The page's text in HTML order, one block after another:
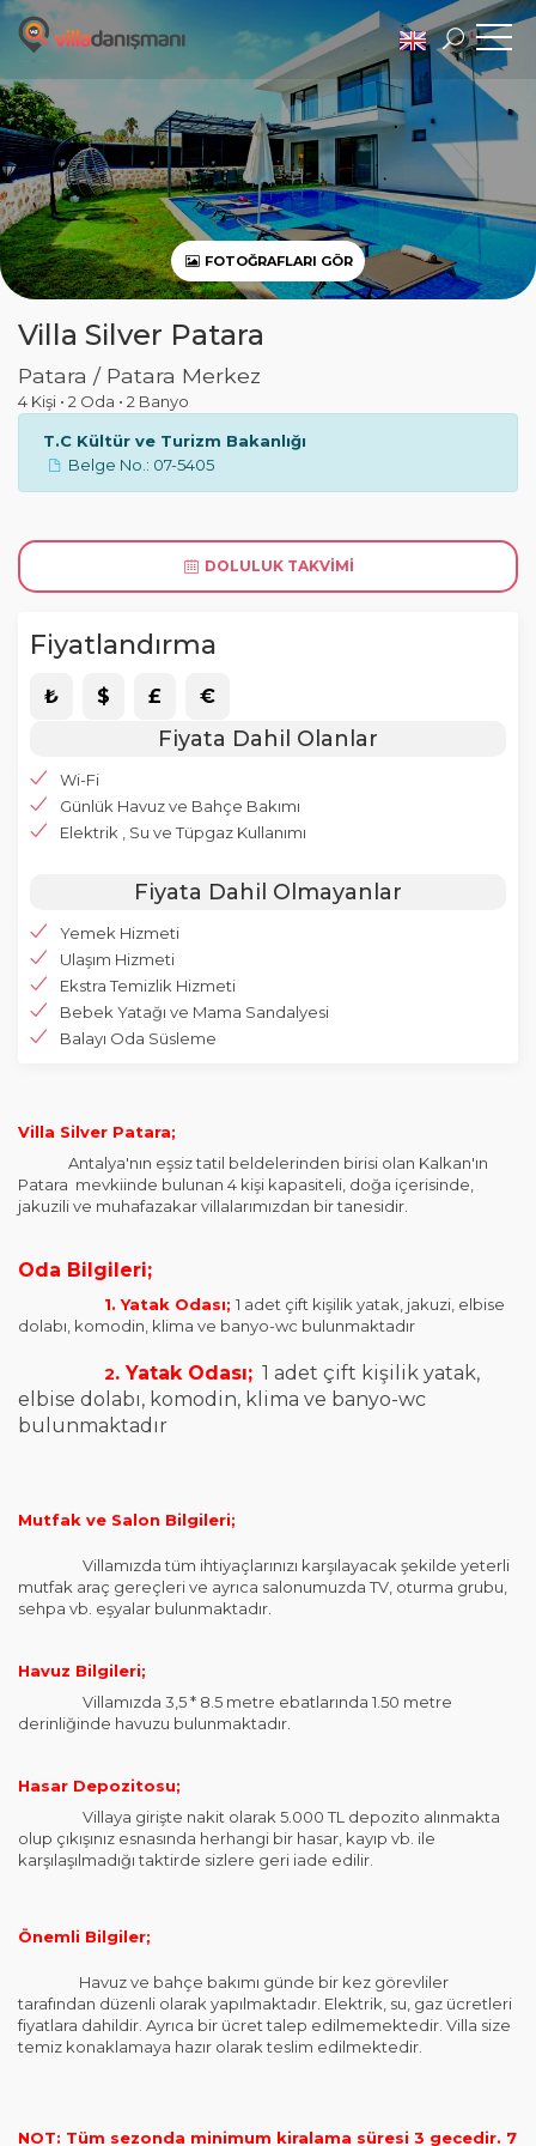
FOTOĞRAFLARI GÖR
Villa Silver Patara
Patara / Patara Merkez
4 Kişi • 2 Oda • 2 Banyo
T.C Kültür ve Turizm Bakanlığı
Belge No.: 07-5405
DOLULUK TAKVIMI
Fiyatlandırma
₺ $ £ €
Fiyata Dahil Olanlar
Wi-Fi
Günlük Havuz ve Bahçe Bakımı
Elektrik , Su ve Tüpgaz Kullanımı
Fiyata Dahil Olmayanlar
Yemek Hizmeti
Ulaşım Hizmeti
Ekstra Temizlik Hizmeti
Bebek Yatağı ve Mama Sandalyesi
Balayı Oda Süsleme
Villa Silver Patara;
Antalya'nın eşsiz tatil beldelerinden birisi olan Kalkan'ın
Patara mevkiinde bulunan 4 kişi kapasiteli, doğa içerisinde,
jakuzili ve muhafazakar villalarımızdan bir tanesidir.
Oda Bilgileri;
1. Yatak Odası; 1 adet çift kişilik yatak, jakuzi, elbise
dolabı, komodin, klima ve banyo-wc bulunmaktadır
2. Yatak Odası; 1 adet çift kişilik yatak,
elbise dolabı, komodin, klima ve banyo-wc
bulunmaktadır
Mutfak ve Salon Bilgileri;
Villamızda tüm ihtiyaçlarınızı karşılayacak şekilde yeterli
mutfak araç gereçleri ve ayrıca salonumuzda TV, oturma grubu,
sehpa vb. eşyalar bulunmaktadır.
Havuz Bilgileri;
Villamızda 3,5 * 8.5 metre ebatlarında 1.50 metre
derinliğinde havuzu bulunmaktadır.
Hasar Depozitosu;
Villaya girişte nakit olarak 5.000 TL depozito alınmakta
olup çıkışınız esnasında herhangi bir hasar, kayıp vb. ile
karşılaşılmadığı taktirde sizlere geri iade edilir.
Önemli Bilgiler;
Havuz ve bahçe bakımı günde bir kez görevliler
tarafından düzenli olarak yapılmaktadır. Elektrik, su, gaz ücretleri
fiyatlara dahildir. Ayrıca bir ücret talep edilmemektedir. Villa size
temiz konaklamaya hazır olarak teslim edilmektedir.
NOT: Tüm sezonda minimum kiralama süresi 3 gecedir. 7